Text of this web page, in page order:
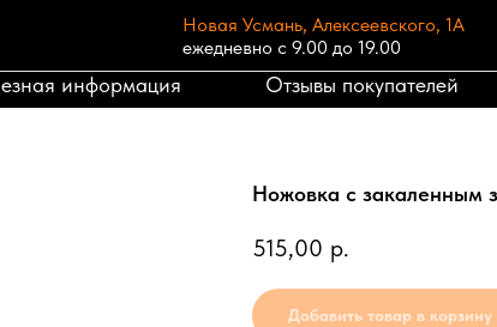
Новая Усмань, Алексеевского, 1А
ежедневно с 9.00 до 19.00
информация Отзывы покупателей
Ножовка с закаленным
515,00 р.
Добавить товар в корзину